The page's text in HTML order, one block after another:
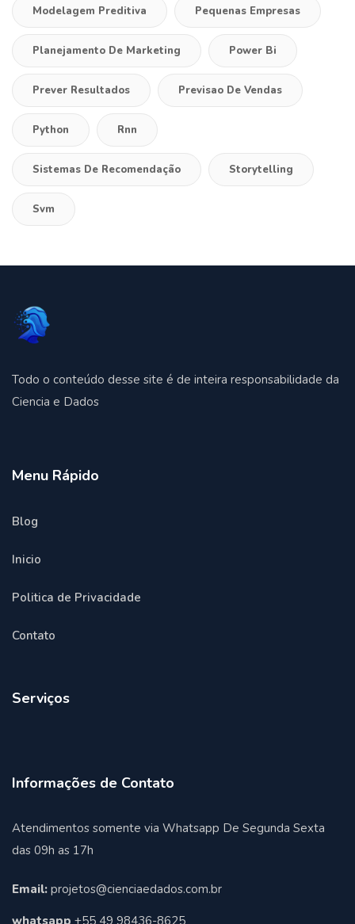
Modelagem Preditiva Pequenas Empresas
Planejamento De Marketing Power Bi
Prever Resultados Previsao De Vendas
Python Rnn
Sistemas De Recomendação Storytelling
Svm
Todo o conteúdo desse site é de inteira responsabilidade da
Ciencia e Dados
Menu Rápido
Blog
Inicio
Politica de Privacidade
Contato
Serviços
Informações de Contato
Atendimentos somente via Whatsapp De Segunda Sexta
das 09h as 17h
Email: projetos@cienciaedados.com.br
whatsapp +55 49 98436-8625